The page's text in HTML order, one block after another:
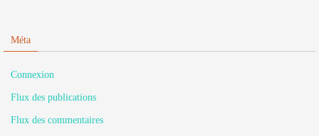
Méta
Connexion
Flux des publications
Flux des commentaires